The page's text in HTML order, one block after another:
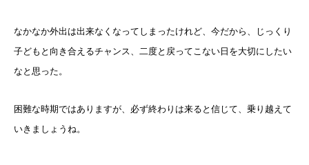
なかなか外出は出来なくなってしまったけれど、今だから、じっくり
子どもと向き合えるチャンス、二度と戻ってこない日を大切にしたい
なと思った。
困難な時期ではありますが、必ず終わりは来ると信じて、乗り越えて
いきましょうね。